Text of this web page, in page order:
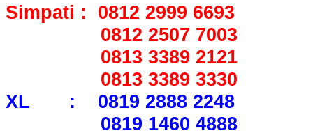
Simpati : 0812 2999 6693
0812 2507 7003
0813 3389 2121
0813 3389 3330
XL : 0819 2888 2248
0819 1460 4888